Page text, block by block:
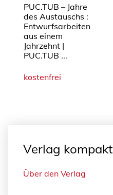
PUC.TUB – Jahre
des Austauschs :
Entwurfsarbeiten
aus einem
Jahrzehnt |
PUC.TUB ...
kostenfrei
Verlag kompakt
Über den Verlag